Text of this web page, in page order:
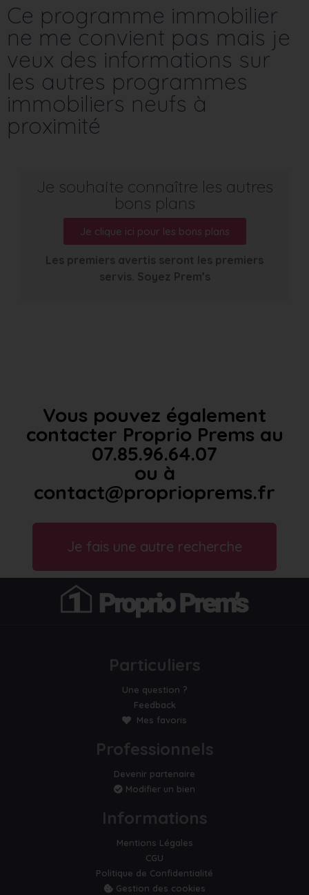
Ce programme immobilier
ne me convient pas mais je
veux des informations sur
les autres programmes
immobiliers neufs à
proximité
Je souhaite connaître les autres
bons plans
Je clique ici pour les bons plans
Les premiers avertis seront les premiers
servis. Soyez Prem’s
Vous pouvez également
contacter Proprio Prems au
07.85.96.64.07
ou à
contact@proprioprems.fr
Je fais une autre recherche
Particuliers
Une question ?
Feedback
Mes favoris
Professionnels
Devenir partenaire
Modifier un bien
Informations
Mentions Légales
CGU
Politique de Confidentialité
Gestion des cookies